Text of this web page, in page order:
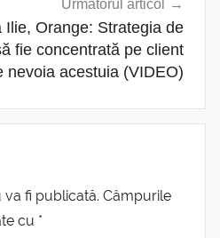
Următorul articol
Ilie, Orange: Strategia de
fie concentrată pe client
nevoia acestuia (VIDEO)
va fi publicată. Câmpurile
cu *